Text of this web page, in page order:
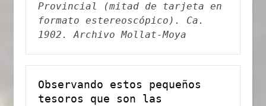
Provincial (mitad de tarjeta en
formato estereoscópico). Ca.
1902. Archivo Mollat-Moya
Observando estos pequeños
tesoros que son las